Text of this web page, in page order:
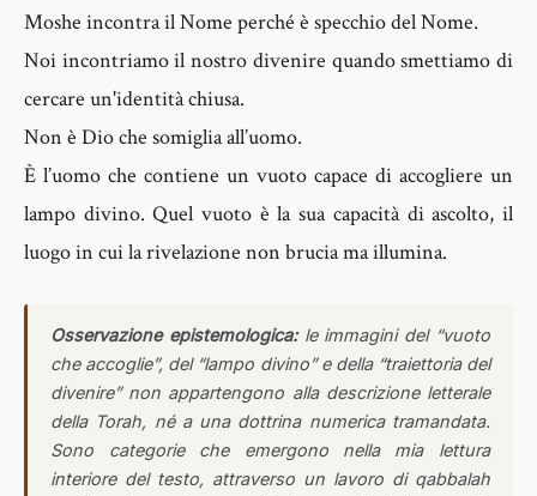
Moshe incontra il Nome perché è specchio del Nome.
Noi incontriamo il nostro divenire quando smettiamo di
cercare un'identità chiusa.
Non è Dio che somiglia all’uomo.
È l’uomo che contiene un vuoto capace di accogliere un
lampo divino. Quel vuoto è la sua capacità di ascolto, il
luogo in cui la rivelazione non brucia ma illumina.
Osservazione epistemologica: le immagini del “vuoto
che accoglie”, del “lampo divino” e della “traiettoria del
divenire” non appartengono alla descrizione letterale
della Torah, né a una dottrina numerica tramandata.
Sono categorie che emergono nella mia lettura
interiore del testo, attraverso un lavoro di qabbalah